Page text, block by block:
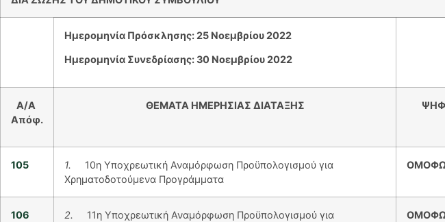
Ημερομηνία Πρόσκλησης: 25 Νοεμβρίου 2022
Ημερομηνία Συνεδρίασης: 30 Νοεμβρίου 2022
Α/A
Απόφ.
ΘΕΜΑΤΑ ΗΜΕΡΗΣΙΑΣ ΔΙΑΤΑΞΗΣ
105 1. 10η Υποχρεωτική Αναμόρφωση Προϋπολογισμού για
Χρηματοδοτούμενα Προγράμματα
106 2. 11η Υποχρεωτική Αναμόρφωση Προϋπολογισμού για